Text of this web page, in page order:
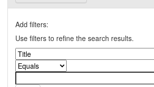
Add filters:
Use filters to refine the search results.